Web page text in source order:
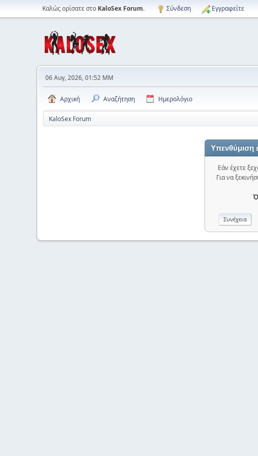
Καλώς ορίσατε στο KaloSex Forum. Σύνδεση Εγγραφείτε
06 Αυγ, 2026, 01:52 ΜΜ
Αρχική Αναζήτηση Ημερολόγιο
KaloSex Forum
Υπενθύμιση
Εάν έχετε
Για να